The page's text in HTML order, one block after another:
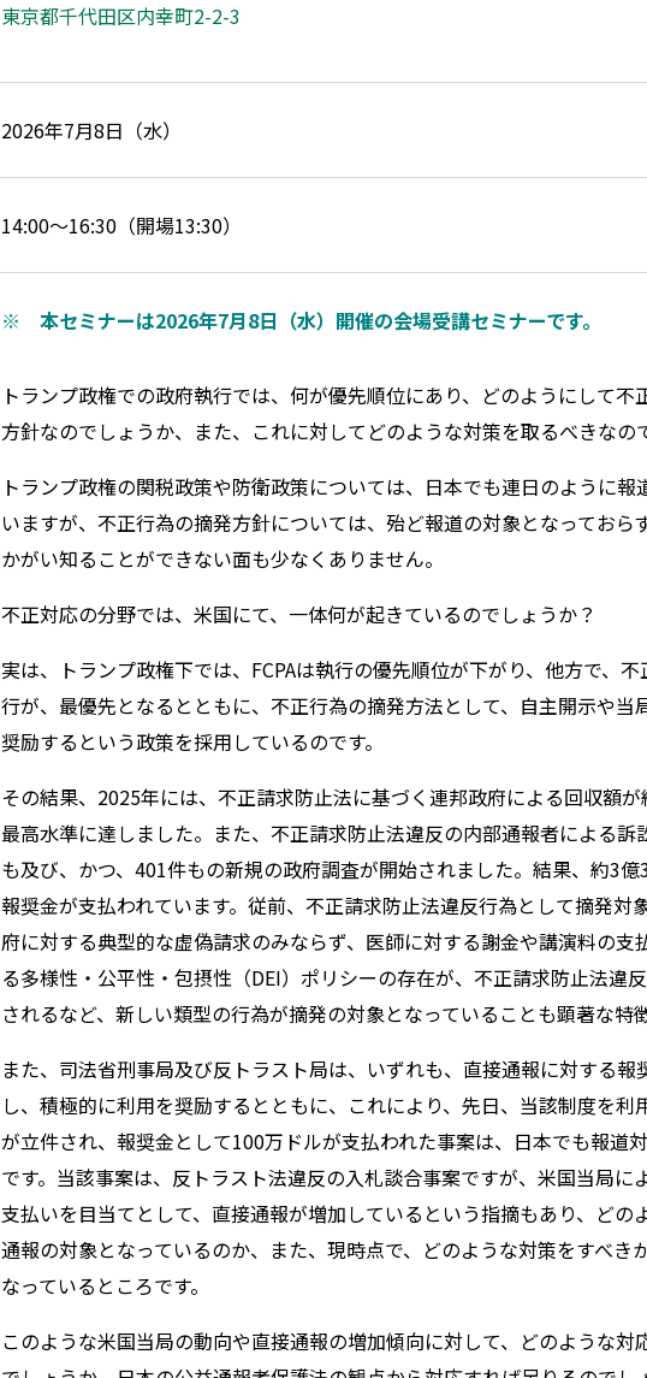
東京都千代田区内幸町2-2-3
2026年7月8日（水）
14:00～16:30（開場13:30）
※ 本セミナーは2026年7月8日（水）開催の会場受講セミナーです。
トランプ政権での政府執行では、何が優先順位にあり、どのようにして不
方針なのでしょうか、また、これに対してどのような対策を取るべきなの
トランプ政権の関税政策や防衛政策については、日本でも連日のように報
いますが、不正行為の摘発方針については、殆ど報道の対象となっておら
かがい知ることができない面も少なくありません。
不正対応の分野では、米国にて、一体何が起きているのでしょうか？
実は、トランプ政権下では、 FCPAは執行の優先順位が下がり、他方で、
行が、最優先となるとともに、不正行為の摘発方法として、自主開示や当
奨励するという政策を採用しているのです。
その結果、 2025年には、不正請求防止法に基づく連邦政府による回収額が
最高水準に達しました。また、不正請求防止法違反の内部通報者による訴
も及び、かつ、401件もの新規の政府調査が開始されました。結果、約3億
報奨金が支払われています。従前、不正請求防止法違反行為として摘発対
府に対する典型的な虚偽請求のみならず、医師に対する謝金や講演料の支
る多様性・公平性・包摂性（DEI）ポリシーの存在が、不正請求防止法違
されるなど、新しい類型の行為が摘発の対象となっていることも顕著な特徴
また、司法省刑事局及び反トラスト局は、いずれも、直接通報に対する報
し、積極的に利用を奨励するとともに、これにより、先日、当該制度を利
が立件され、報奨金として100万ドルが支払われた事案は、日本でも報道
です。当該事案は、反トラスト法違反の入札談合事案ですが、米国当局に
支払いを目当てとして、直接通報が増加しているという指摘もあり、どの
通報の対象となっているのか、また、現時点で、どのような対策をすべき
なっているところです。
このような米国当局の動向や直接通報の増加傾向に対して、どのような対